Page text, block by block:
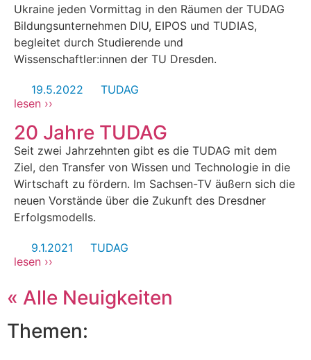
Ukraine jeden Vormittag in den Räumen der TUDAG
Bildungsunternehmen DIU, EIPOS und TUDIAS,
begleitet durch Studierende und
Wissenschaftler:innen der TU Dresden.
19.5.2022
TUDAG
lesen ››
20 Jahre TUDAG
Seit zwei Jahrzehnten gibt es die TUDAG mit dem
Ziel, den Transfer von Wissen und Technologie in die
Wirtschaft zu fördern. Im Sachsen-TV äußern sich die
neuen Vorstände über die Zukunft des Dresdner
Erfolgsmodells.
9.1.2021
TUDAG
lesen ››
« Alle Neuigkeiten
Themen: